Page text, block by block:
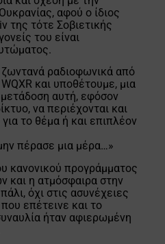
αφού ο ίδιος
της τότε Σοβιετικής
του είναι
ραδιοφωνικά από
και υποθέτουμε, μια
μετάδοση αυτή, εφόσον
να περιέχονται και
το θέμα ή και επιπλέον
πέρασε μια μέρα…»
κανονικού προγράμματος
και η ατμόσφαιρα στην
όχι στις ασυνέχειες
επέτεινε και το
ήταν αφιερωμένη